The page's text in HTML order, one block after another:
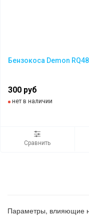
Бензокоса Demon
300 руб
нет в наличии
Сравнить
Параметры, влияющие